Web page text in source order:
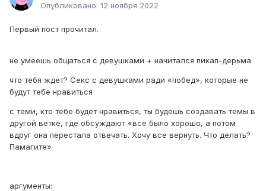
Опубликовано: 12 ноября 2022
Первый пост прочитал.
не умеешь общаться с девушками + начитался пикап-дерьма
что тебя ждет? Секс с девушками ради «побед», которые не
будут тебе нравиться
с теми, кто тебе будет нравиться, ты будешь создавать темы в
другой ветке, где обсуждают «все было хорошо, а потом
вдруг она перестала отвечать. Хочу все вернуть. Что делать?
Памагите»
аргументы: